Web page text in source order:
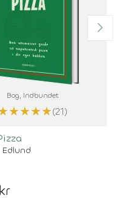
Bog, Indbundet
★★★★(21)
Edlund